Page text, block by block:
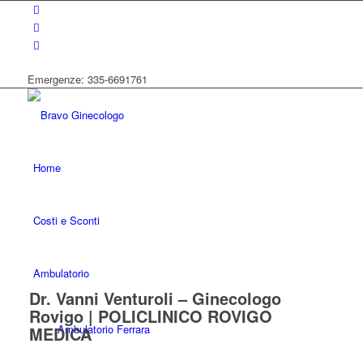
Emergenze: 335-6691761
Home
Costi e Sconti
Ambulatorio
Ambulatorio Ferrara
Dr. Vanni Venturoli – Ginecologo
Rovigo | POLICLINICO ROVIGO
MEDICA